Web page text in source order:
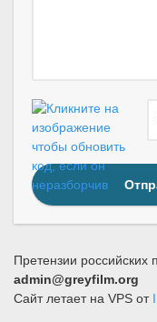
Претензии
admin@greyfilm.org
Сайт летает на VPS от